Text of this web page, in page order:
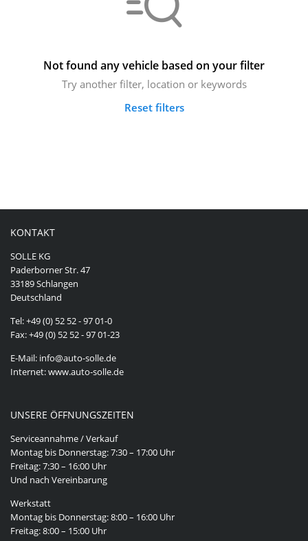
Not found any vehicle based on your filter
Try another filter, location or keywords
Reset filters
KONTAKT
SOLLE KG
Paderborner Str. 47
33189 Schlangen
Deutschland
Tel: +49 (0) 52 52 - 97 01-0
Fax: +49 (0) 52 52 - 97 01-23
E-Mail: info@auto-solle.de
Internet: www.auto-solle.de
UNSERE ÖFFNUNGSZEITEN
Serviceannahme / Verkauf
Montag bis Donnerstag: 7:30 – 17:00 Uhr
Freitag: 7:30 – 16:00 Uhr
Und nach Vereinbarung
Werkstatt
Montag bis Donnerstag: 8:00 – 16:00 Uhr
Freitag: 8:00 – 15:00 Uhr